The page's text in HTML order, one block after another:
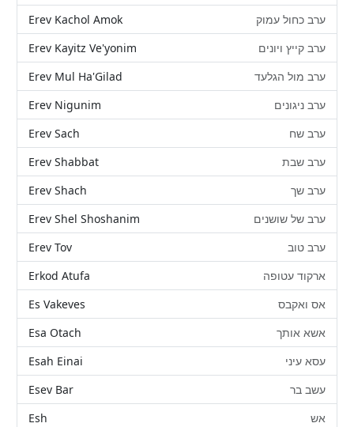
Erev Kachol Amok
ערב כחול עמוק
Erev Kayitz Ve'yonim
ערב קייץ ויונים
Erev Mul Ha'Gilad
ערב מול הגלעד
Erev Nigunim
ערב ניגונים
Erev Sach
ערב שח
Erev Shabbat
ערב שבת
Erev Shach
ערב שך
Erev Shel Shoshanim
ערב של שושנים
Erev Tov
ערב טוב
Erkod Atufa
ארקוד עטופה
Es Vakeves
אס ואקבס
Esa Otach
אשא אותך
Esah Einai
עסא עיני
Esev Bar
עשב בר
Esh
אש